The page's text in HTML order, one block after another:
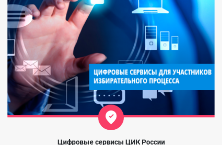
Цифровые сервисы ЦИК России